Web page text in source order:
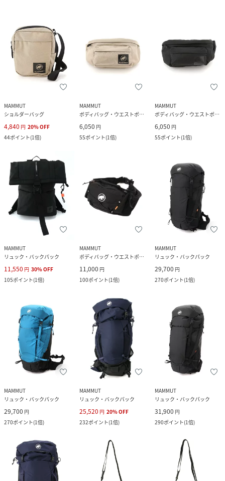
MAMMUT
ショルダーバッグ
4,840 円 20%OFF
44ポイント(1倍)
MAMMUT
ボディバッグ・ウエストポーチ
6,050 円
55ポイント(1倍)
MAMMUT
ボディバッグ・ウエストポーチ
6,050 円
55ポイント(1倍)
MAMMUT
リュック・バックパック
11,550 円 30%OFF
105ポイント(1倍)
MAMMUT
ボディバッグ・ウエストポーチ
11,000 円
100ポイント(1倍)
MAMMUT
リュック・バックパック
29,700 円
270ポイント(1倍)
MAMMUT
リュック・バックパック
29,700 円
270ポイント(1倍)
MAMMUT
リュック・バックパック
25,520 円 20%OFF
232ポイント(1倍)
MAMMUT
リュック・バックパック
31,900 円
290ポイント(1倍)